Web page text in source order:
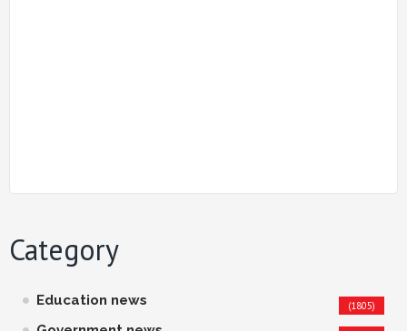
Category
Education news (1805)